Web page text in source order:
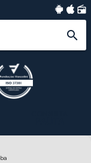
radio
search